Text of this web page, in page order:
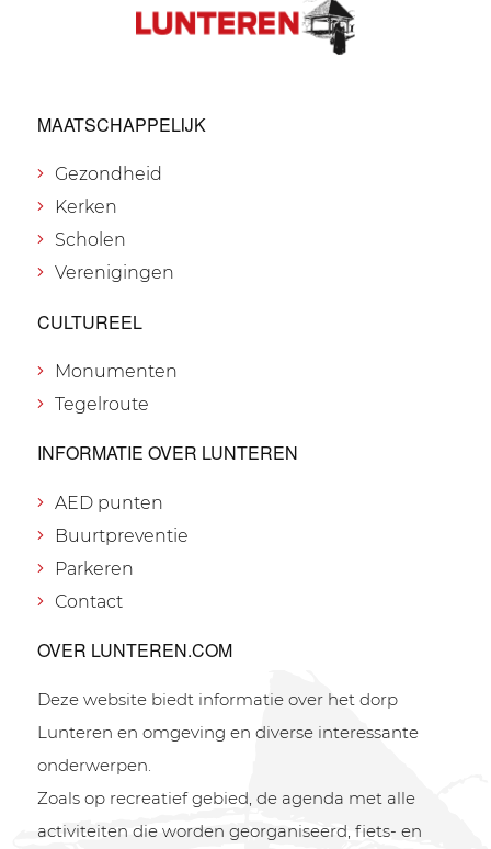
MAATSCHAPPELIJK
Gezondheid
Kerken
Scholen
Verenigingen
CULTUREEL
Monumenten
Tegelroute
INFORMATIE OVER LUNTEREN
AED punten
Buurtpreventie
Parkeren
Contact
OVER LUNTEREN.COM
Deze website biedt informatie over het dorp
Lunteren en omgeving en diverse interessante
onderwerpen.
Zoals op recreatief gebied, de agenda met alle
activiteiten die worden georganiseerd, fiets- en